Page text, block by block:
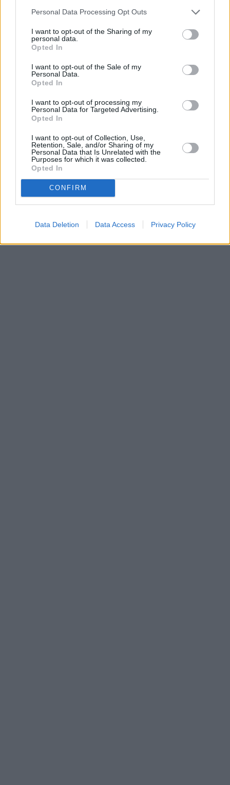
Personal Data Processing Opt Outs
I want to opt-out of the Sharing of my
personal data.
Opted In
I want to opt-out of the Sale of my
Personal Data.
Opted In
I want to opt-out of processing my
Personal Data for Targeted Advertising.
Opted In
I want to opt-out of Collection, Use,
Retention, Sale, and/or Sharing of my
Personal Data that Is Unrelated with the
Purposes for which it was collected.
Opted In
CONFIRM
Data Deletion Data Access Privacy Policy
Vybrané články
Prima sport - co nabídne v prvním
vysílacím týdnu
Kdy a kde bude Prima sport k
naladění na Skylinku
Parabola.cz- web o satelitní, terestrické a kabelové televizi, ©
O webu parabola.cz•O souborech cookies• Inzerce
Dovolená u moře • Bazény